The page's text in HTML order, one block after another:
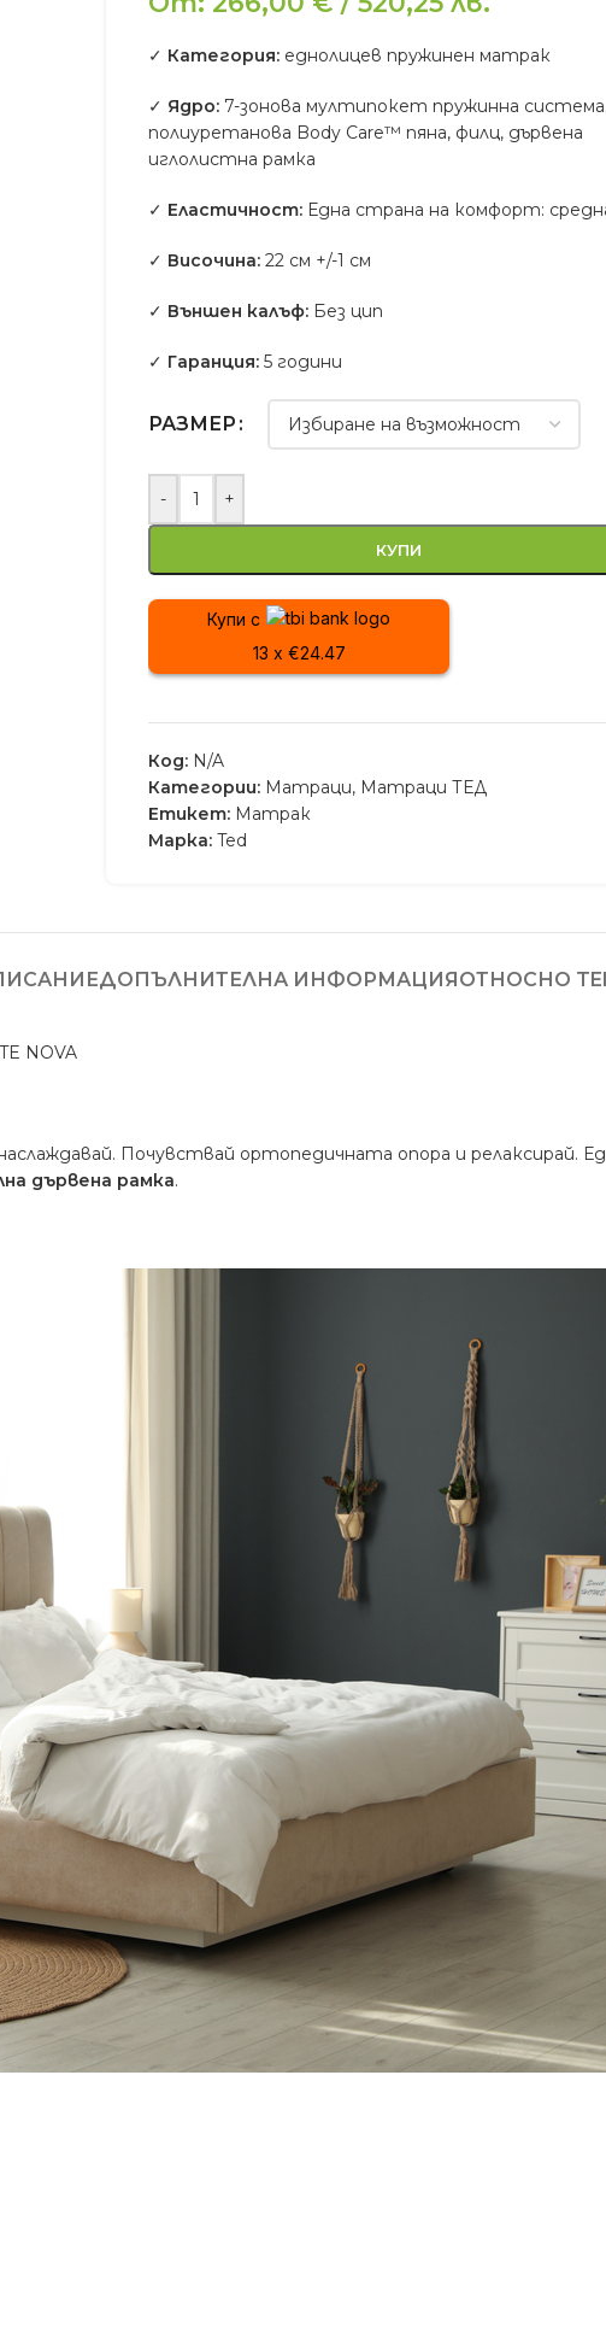
✓ Категория: еднолицев пружинен матрак
✓ Ядро: 7-зонова мултипокет пружинна
полиуретанова Body Care™ пяна, филц, дървена
иглолистна рамка
✓ Еластичност: Една страна на комфорт:
✓ Височина: 22 см +/-1 см
✓ Външен калъф: Без цип
✓ Гаранция: 5 години
РАЗМЕР
- +
КУПИ
Купи с
13 x €24.47
Код: N/A
Категории: Матраци, Матраци ТЕД
Етикет: Матрак
Марка:Ted
ДОПЪЛНИТЕЛНА ИНФОРМАЦИЯ ОТНОСНО
NOVA
Почувствай ортопедичната опора и релаксирай.
дървена рамка.